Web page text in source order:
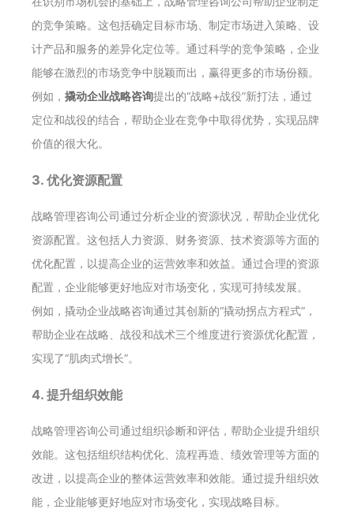
的竞争策略。这包括确定目标市场、制定市场进入策略、设
计产品和服务的差异化定位等。通过科学的竞争策略，企业
能够在激烈的市场竞争中脱颖而出，赢得更多的市场份额。
例如， 撬动企业战略咨询提出的“战略+战役”新打法，通过
定位和战役的结合，帮助企业在竞争中取得优势，实现品牌
价值的很大化。
3. 优化资源配置
战略管理咨询公司通过分析企业的资源状况，帮助企业优化
资源配置。这包括人力资源、财务资源、技术资源等方面的
优化配置，以提高企业的运营效率和效益。通过合理的资源
配置，企业能够更好地应对市场变化，实现可持续发展。
例如，撬动企业战略咨询通过其创新的“撬动拐点方程式”，
帮助企业在战略、战役和战术三个维度进行资源优化配置，
实现了“肌肉式增长”。
4. 提升组织效能
战略管理咨询公司通过组织诊断和评估，帮助企业提升组织
效能。这包括组织结构优化、流程再造、绩效管理等方面的
改进，以提高企业的整体运营效率和效能。通过提升组织效
能，企业能够更好地应对市场变化，实现战略目标。